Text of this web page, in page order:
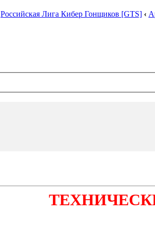
Российская Лига Кибер Гонщиков [GTS] ‹